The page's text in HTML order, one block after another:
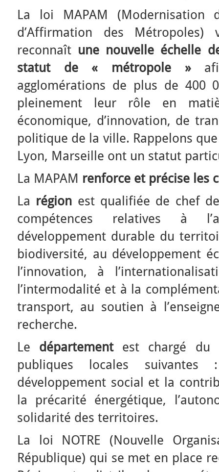
La loi MAPAM (Modernisation
d’Affirmation des
reconnaît une nouvelle échelle
statut de « métropole »
agglomérations de plus de 400
pleinement leur rôle en
économique, d’innovation, de
politique de la ville. Rappelons
Lyon, Marseille ont un statut
La MAPAM renforce et précise les
La région est qualifiée de chef
compétences relatives à
développement durable du
biodiversité, au développement
l’innovation, à
l’intermodalité et à la
transport, au soutien à
recherche.
Le départementest chargé du
publiques locales
développement social et la
la précarité énergétique,
solidarité des territoires.
La loi NOTRE (Nouvelle
République) qui se met en place